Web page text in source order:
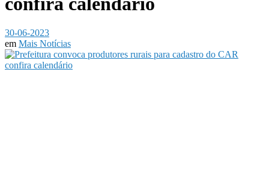
30-06-2023
em Mais Notícias